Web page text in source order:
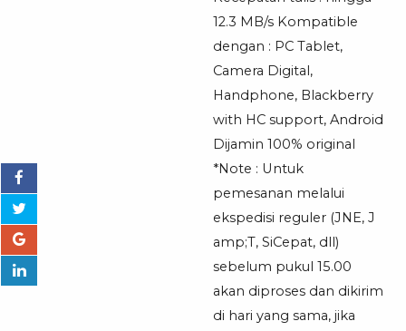
12.3 MB/s Kompatible
dengan : PC Tablet,
Camera Digital,
Handphone, Blackberry
with HC support, Android
Dijamin 100% original
*Note : Untuk
pemesanan melalui
ekspedisi reguler (JNE, J
amp;T, SiCepat, dll)
sebelum pukul 15.00
akan diproses dan dikirim
di hari yang sama, jika